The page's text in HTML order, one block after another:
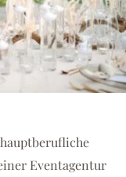
Eventagentur